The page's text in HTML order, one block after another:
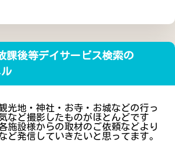
課後等デイサービス検索の
光地・神社・お寺・お城などの行っ
など撮影したものがほとんどです
施設様からの取材のご依頼などより
ど発信していきたいと思ってます。